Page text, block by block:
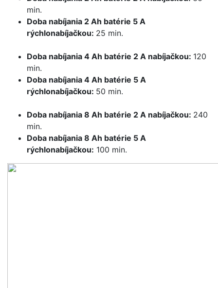
min.
Doba nabíjania 2 Ah batérie 5 A
rýchlonabíjačkou: 25 min.
Doba nabíjania 4 Ah batérie 2 A nabíjačkou: 120
min.
Doba nabíjania 4 Ah batérie 5 A
rýchlonabíjačkou: 50 min.
Doba nabíjania 8 Ah batérie 2 A nabíjačkou: 240
min.
Doba nabíjania 8 Ah batérie 5 A
rýchlonabíjačkou: 100 min.